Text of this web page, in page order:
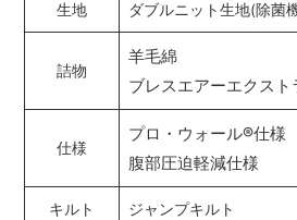
生地 ダブルニット生地(除菌
詰物
羊毛綿
ブレスエアーエクスト
仕様
プロ・ウォール®仕様
腹部圧迫軽減仕様
キルト ジャンプキルト